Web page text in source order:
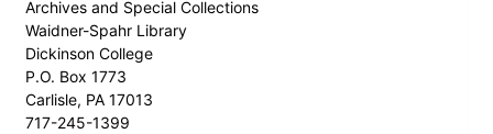
Archives and Special Collections
Waidner-Spahr Library
Dickinson College
P.O. Box 1773
Carlisle, PA 17013
717-245-1399